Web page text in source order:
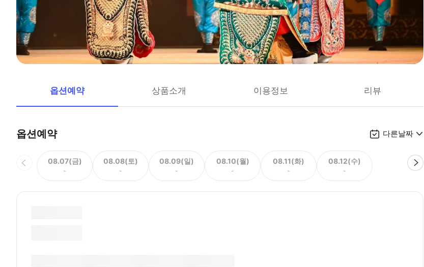
옵션예약 상품소개 이용정보 리뷰
옵션예약 다른날짜
08.07(금)
-
08.08(토)
-
08.09(일)
-
08.10(월)
-
08.11(화)
-
08.12(수)
-